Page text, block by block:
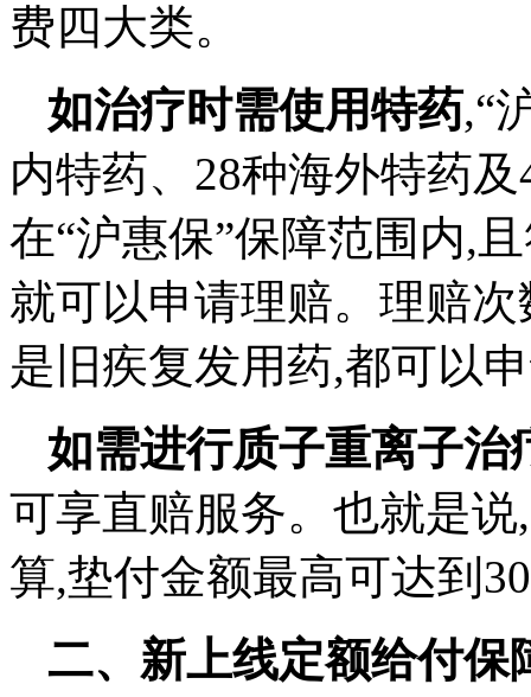
费四大类。
如治疗时需使用特药,“
内特药、28种海外特药
在“沪惠保”保障范围内,
就可以申请理赔。理赔
是旧疾复发用药,都可以
如需进行质子重离子治
可享直赔服务。也就是
算,垫付金额最高可达到
二、新上线定额给付保